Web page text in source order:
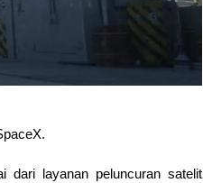
dari layanan peluncuran satelit